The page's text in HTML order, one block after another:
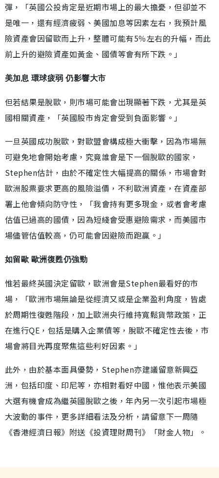
彈，「英國公投肯定是近期市場上的最大擔憂，但卻並不
是唯一，還有經濟疲弱、美國加息等因素左右，我預計風
險資產會因留歐而上升，整體可能有5％左右的升幅，而此
前上升的避險資產如黃金、國債等會有所下跌。」
美加息 環球疲弱 仍影響大市
但若結果是脫歐，則市場可能會出現顯著下跌，尤其是英
國相關資產，「英國股市肯定會受到負面影響。」
一旦英國成功脫歐，對歐盟會構成極大衝擊，因為市場無
可避免地會開始考慮，究竟誰會是下一個脫歐的國家，
Stephen估計，由於不確定性大幅提高的關係，市場會對
歐洲股票要求更高的風險溢價，不利歐洲資產，在資產部
署上他會傾向防守性，「我會持有更多現金，或者會考慮
估值已過高的國債，因為短綫會受惠避險需求，而美國市
場儘管估值較高，仍可能會因避險而跑贏。」
如留歐 歐洲復甦仍強勁
惟若最終英國決定留歐，歐洲會是Stephen最看好的市
場，「歐洲市場無論是從經濟又或是企業盈利角度，皆處
於周期性復甦階段，加上歐洲央行維持寬鬆貨幣政策，正
在進行QE，包括是購入企業債等，脫歐不確定性去後，市
場會將目光再度聚焦這些利好因素。」
此外，由於基本面具優勢，Stephen亦建議留意新興亞
洲，包括印度、印尼等，亦相對看好中國，惟他表示美國
大選有機會成為繼英國脫歐之後，年內另一次引起市場極
大波動的事件，更多詳細看法及分析，請留意下一周隨
《香港經濟日報》附送《投資理財周刊》「財金人物」。